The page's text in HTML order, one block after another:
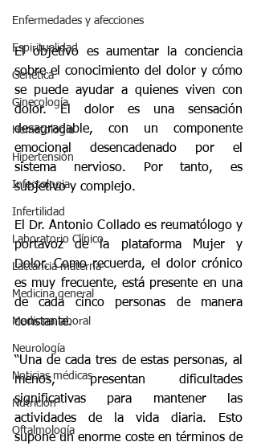
Enfermedades y afecciones
Espiritualidad
Genética
Ginecología
Hematología
Hipertensión
Infectologia
Infertilidad
Laboratorio Clínico
Lactancia materna
Medicina general
Medicina laboral
Neurología
Noticias médicas
Nutrición
Oftalmología
El objetivo es aumentar la conciencia
sobre el conocimiento del dolor y cómo
se puede ayudar a quienes viven con
dolor. El dolor es una sensación
desagradable, con un componente
emocional desencadenado por el
sistema nervioso. Por tanto, es
subjetivo y complejo.
El Dr. Antonio Collado es reumatólogo y
portavoz de la plataforma Mujer y
Dolor. Como recuerda, el dolor crónico
es muy frecuente, está presente en una
de cada cinco personas de manera
constante.
“Una de cada tres de estas personas, al
menos, presentan dificultades
significativas para mantener las
actividades de la vida diaria. Esto
supone un enorme coste en términos de